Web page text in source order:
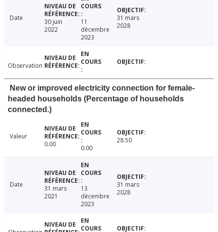
Date
30 juin
2022
11
décembre
2023
31 mars
2028
Observation
New or improved electricity connection for female-
headed households (Percentage of households
connected.)
Valeur
0.00
0.00
28.50
Date
31 mars
2021
13
décembre
2023
31 mars
2028